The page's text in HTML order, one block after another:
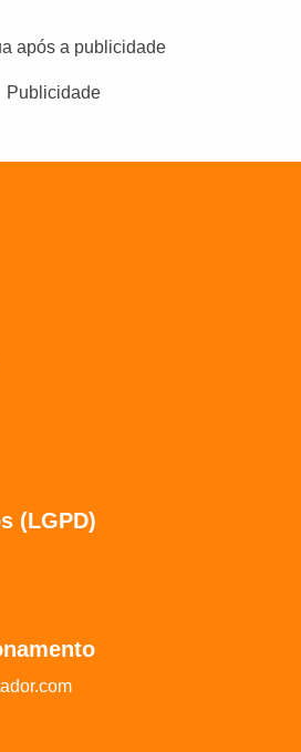
após a publicidade
Publicidade
(LGPD)